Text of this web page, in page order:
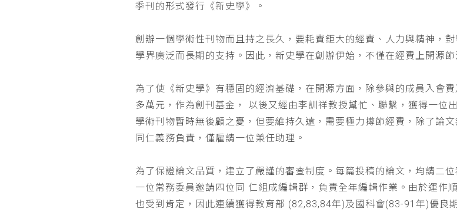
季刊的形式發行《新史學》。
創辦一個學術性刊物而且持之長久，要耗費鉅大的經費、人力與精神，
學界廣泛而長期的支持。因此，新史學在創辦伊始，不僅在經費上開源
為了使《新史學》有穩固的經濟基礎，在開源方面，除參與的成員入會
多萬元，作為創刊基金， 以後又經由李訓祥教授幫忙、聯繫，獲得一位
學術刊物暫時無後顧之憂，但要維持久遠，需要極力撙節經費，除了論
同仁義務負責，僅雇請一位兼任助理。
為了保證論文品質，建立了嚴謹的審查制度。每篇投稿的論文，均請二
一位常務委員邀請四位同 仁組成編輯群，負責全年編輯作業。由於運作
也受到肯定，因此連續獲得教育部 (82,83,84年)及國科會(83-91年)優良